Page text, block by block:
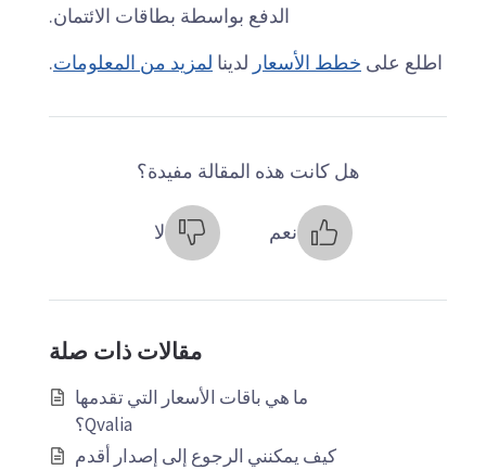
الدفع بواسطة بطاقات الائتمان.
اطلع على خطط الأسعار لدينا لمزيد من المعلومات.
هل كانت هذه المقالة مفيدة؟
نعم لا
مقالات ذات صلة
ما هي باقات الأسعار التي تقدمها
Qvalia؟
كيف يمكنني الرجوع إلى إصدار أقدم